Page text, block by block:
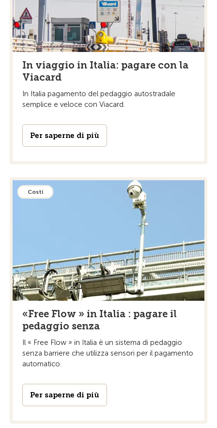
In viaggio in Italia: pagare con la
Viacard
In Italia pagamento del pedaggio autostradale
semplice e veloce con Viacard.
Per saperne di più
Costi
«Free Flow » in Italia : pagare il
pedaggio senza
Il « Free Flow » in Italia è un sistema di pedaggio
senza barriere che utilizza sensori per il pagamento
automatico.
Per saperne di più